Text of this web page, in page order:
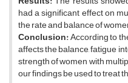
had a significant effect on
the rate and balance of
Conclusion:According to
affects the balance, fatigue
strength of women with
our findings be used to treat